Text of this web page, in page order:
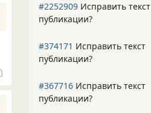
#2252909 Исправить текст
публикации?
#374171 Исправить текст
публикации?
#367716 Исправить текст
публикации?